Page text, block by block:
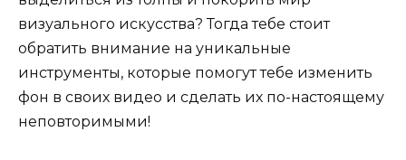
визуального искусства? Тогда тебе стоит
обратить внимание на уникальные
инструменты, которые помогут тебе изменить
фон в своих видео и сделать их по-настоящему
неповторимыми!